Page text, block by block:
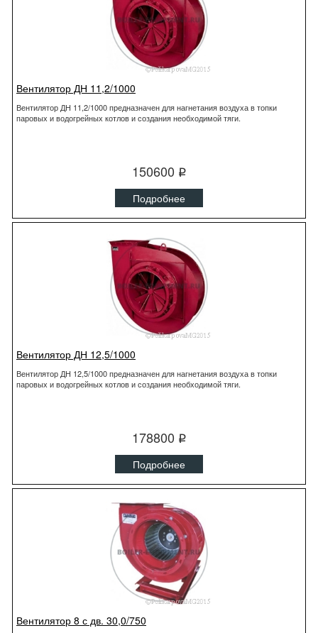
Вентилятор ДН 11,2/1000
Вентилятор ДН 11,2/1000 предназначен для нагнетания воздуха в топки
паровых и водогрейных котлов и создания необходимой тяги.
150600 q
Подробнее
Вентилятор ДН 12,5/1000
Вентилятор ДН 12,5/1000 предназначен для нагнетания воздуха в топки
паровых и водогрейных котлов и создания необходимой тяги.
178800 q
Подробнее
Вентилятор 8 с дв. 30,0/750